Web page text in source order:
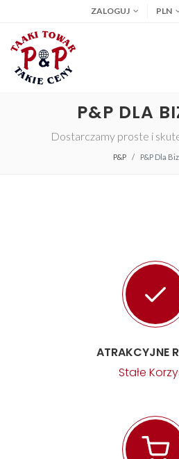
ZALOGUJ PLN
P&P DLA
Dostarczamy proste i
P&P P&P Dla
ATRAKCYJNE
Stałe